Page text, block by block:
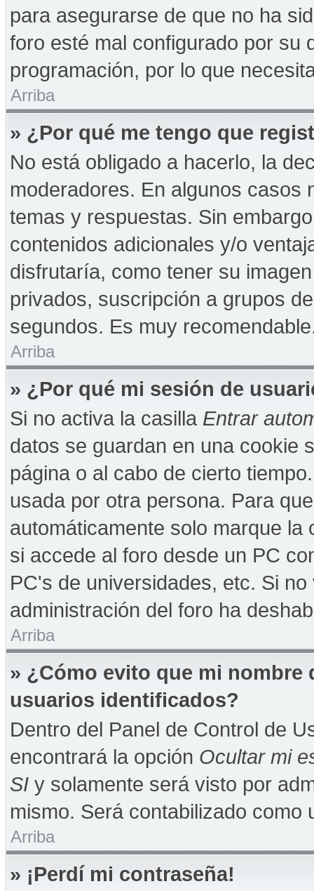
para asegurarse de que no ha
foro esté mal configurado por su
programación, por lo que
Arriba
» ¿Por qué me tengo que
No está obligado a hacerlo, la
moderadores. En algunos casos
temas y respuestas. Sin
contenidos adicionales y/o
disfrutaría, como tener su
privados, suscripción a grupos
segundos. Es muy
Arriba
» ¿Por qué mi sesión de
Si no activa la casilla Entrar
datos se guardan en una cookie
página o al cabo de cierto
usada por otra persona. Para
automáticamente solo marque
si accede al foro desde un PC
PC's de universidades, etc. Si
administración del foro ha
Arriba
» ¿Cómo evito que mi nombre
usuarios identificados?
Dentro del Panel de Control de
encontrará la opción Ocultar mi
SI y solamente será visto por
mismo. Será contabilizado como
Arriba
» ¡Perdí mi contraseña!